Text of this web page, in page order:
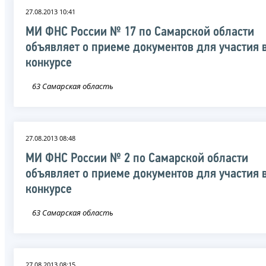
27.08.2013 10:41
МИ ФНС России № 17 по Самарской области
объявляет о приеме документов для участия
конкурсе
63 Самарская область
27.08.2013 08:48
МИ ФНС России № 2 по Самарской области
объявляет о приеме документов для участия
конкурсе
63 Самарская область